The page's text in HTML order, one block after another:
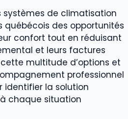
systèmes de climatisation
québécois des opportunités
confort tout en réduisant
et leurs factures
multitude d’options et
professionnel
identifier la solution
chaque situation